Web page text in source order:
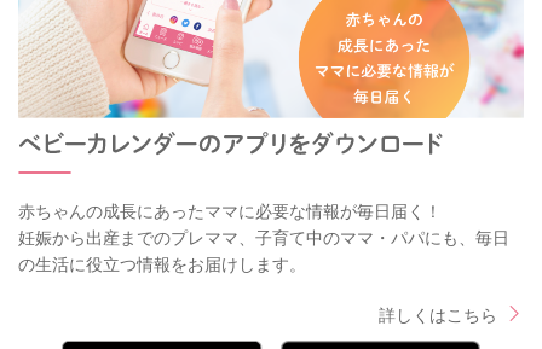
赤ちゃんの成長にあったママに必要な情報が毎日届く！
妊娠から出産までのプレママ、子育て中のママ・パパにも、毎日
の生活に役立つ情報をお届けします。
詳しくはこちら